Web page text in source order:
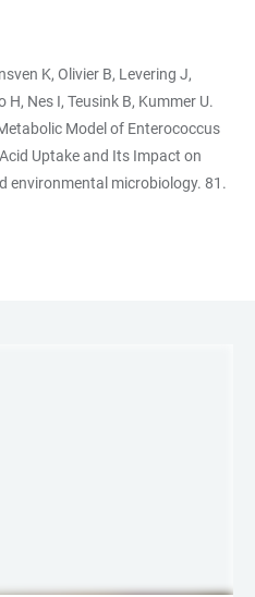
K, Olivier B, Levering J,
Nes I, Teusink B, Kummer U.
Model of Enterococcus
Uptake and Its Impact on
environmental microbiology. 81.